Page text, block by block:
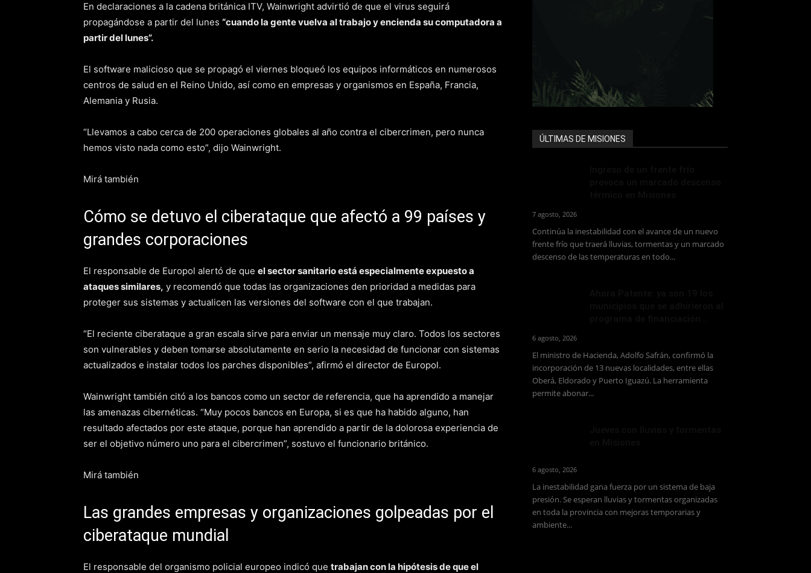
En declaraciones a la cadena británica ITV, Wainwright advirtió de que el virus seguirá
propagándose a partir del lunes “cuando la gente vuelva al trabajo y encienda su computadora a
partir del lunes”.
El software malicioso que se propagó el viernes bloqueó los equipos informáticos en numerosos
centros de salud en el Reino Unido, así como en empresas y organismos en España, Francia,
Alemania y Rusia.
“Llevamos a cabo cerca de 200 operaciones globales al año contra el cibercrimen, pero nunca
hemos visto nada como esto”, dijo Wainwright.
Mirá también
Cómo se detuvo el ciberataque que afectó a 99 países y
grandes corporaciones
El responsable de Europol alertó de que el sector sanitario está especialmente expuesto a
ataques similares, y recomendó que todas las organizaciones den prioridad a medidas para
proteger sus sistemas y actualicen las versiones del software con el que trabajan.
“El reciente ciberataque a gran escala sirve para enviar un mensaje muy claro. Todos los sectores
son vulnerables y deben tomarse absolutamente en serio la necesidad de funcionar con sistemas
actualizados e instalar todos los parches disponibles”, afirmó el director de Europol.
Wainwright también citó a los bancos como un sector de referencia, que ha aprendido a manejar
las amenazas cibernéticas. “Muy pocos bancos en Europa, si es que ha habido alguno, han
resultado afectados por este ataque, porque han aprendido a partir de la dolorosa experiencia de
ser el objetivo número uno para el cibercrimen”, sostuvo el funcionario británico.
Mirá también
Las grandes empresas y organizaciones golpeadas por el
ciberataque mundial
El responsable del organismo policial europeo indicó que trabajan con la hipótesis de que el
ÚLTIMAS DE MISIONES
7 agosto, 2026
Continúa la inestabilidad con el avance de un nuevo
frente frío que traerá lluvias, tormentas y un marcado
descenso de las temperaturas en todo...
6 agosto, 2026
El ministro de Hacienda, Adolfo Safrán, confirmó la
incorporación de 13 nuevas localidades, entre ellas
Oberá, Eldorado y Puerto Iguazú. La herramienta
permite abonar...
6 agosto, 2026
La inestabilidad gana fuerza por un sistema de baja
presión. Se esperan lluvias y tormentas organizadas
en toda la provincia con mejoras temporarias y
ambiente...